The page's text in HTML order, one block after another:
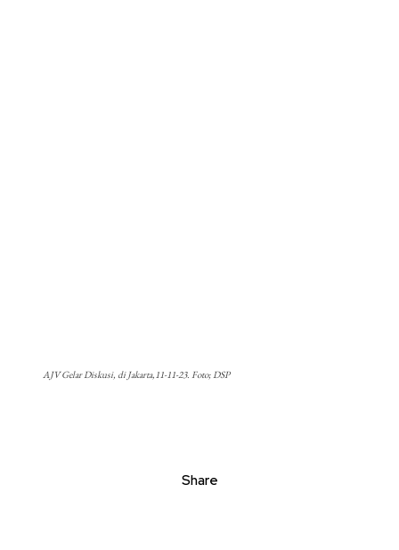
AJV Gelar Diskusi, di Jakarta,11-11-23. Foto; DSP
Share